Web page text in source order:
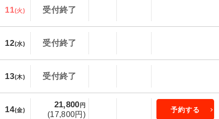
11(火) 受付終了
12(水) 受付終了
13(木) 受付終了
14(金)
21,800 円
(17,800円)
予約する